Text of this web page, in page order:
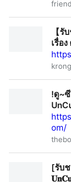
ดูตอนแรกออนไ
【รั
เรื่อ
!ดู~
om/
เรื่อง ดูออนไลน์
[รับ